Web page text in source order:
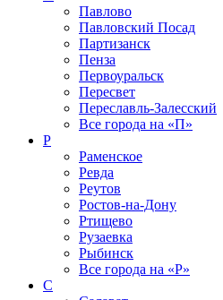
Павлово
Павловский Посад
Партизанск
Пенза
Первоуральск
Пересвет
Переславль-Залесский
Все города на «П»
Р
Раменское
Ревда
Реутов
Ростов-на-Дону
Ртищево
Рузаевка
Рыбинск
Все города на «Р»
С